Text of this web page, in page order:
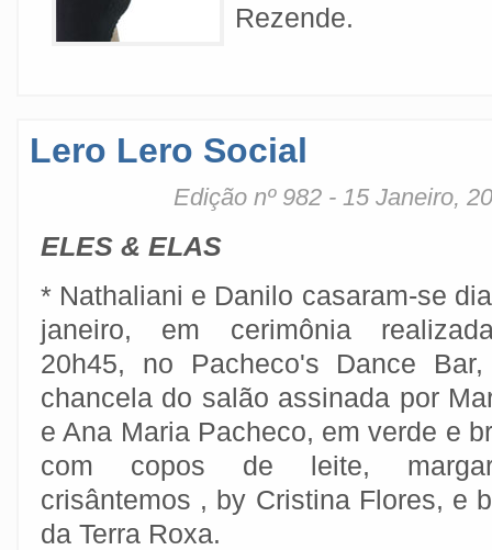
Rezende.
Lero Lero Social
Edição nº 982 - 15 Janeiro,
ELES & ELAS
* Nathaliani e Danilo casaram-se
janeiro, em cerimônia
20h45, no Pacheco's Dance
chancela do salão assinada por
e Ana Maria Pacheco, em verde e
com copos de leite,
crisântemos , by Cristina Flores, e
da Terra Roxa.